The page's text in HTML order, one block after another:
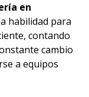
en
habilidad para
contando
cambio
a equipos